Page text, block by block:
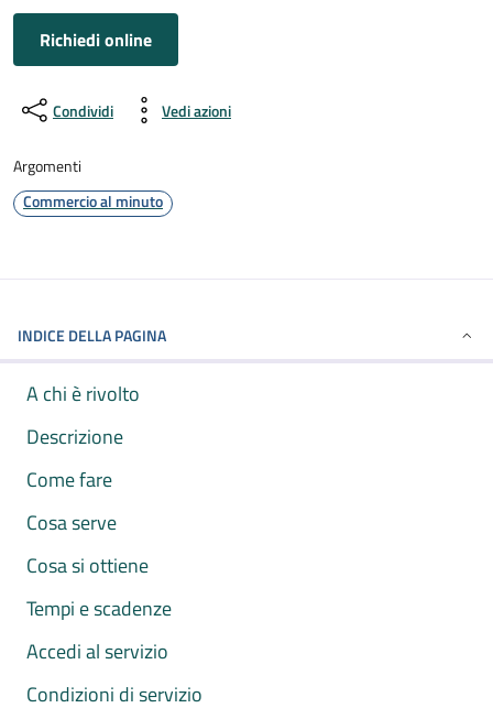
Richiedi online
Condividi Vedi azioni
Argomenti
Commercio al minuto
INDICE DELLA PAGINA
A chi è rivolto
Descrizione
Come fare
Cosa serve
Cosa si ottiene
Tempi e scadenze
Accedi al servizio
Condizioni di servizio